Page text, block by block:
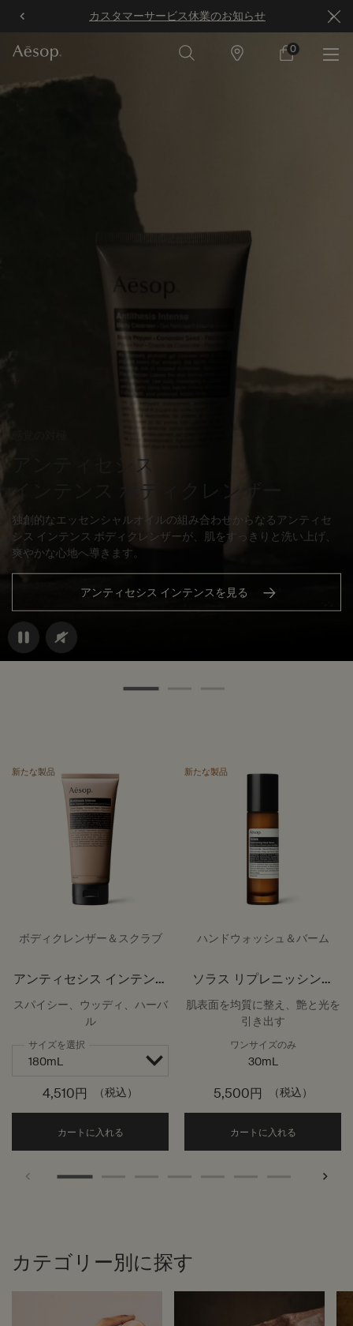
カスタマーサービス休業のお知らせ
店
カ
0
0 カート内の製
アンティセシス
インテンス ボディクレンザー
独創的なエッセンシャルオイルの組み合わせからなるアンティセ
シス インテンス ボディクレンザーが、肌をすっきりと洗い上げ、
爽やかな心地へ導きます。
アンティセシス インテンスを見る
新たな製品
ボディクレンザー＆スクラブ
アンティセシス インテンス
ボディクレンザー
スパイシー、ウッディ、ハーバ
ル
サイズを選択
4,510円 （税込）
カートに入れる Add the アンティセシス インテンス ボディ
新たな製品
ハンドウォッシュ＆バーム
ソラス リプレニッシング
ハイドレーション ハンド
セラム
肌表面を均質に整え、艶と光を
引き出す
ワンサイズのみ
30mL
5,500円 （税込）
カートに入れる
カテゴリー別に探す